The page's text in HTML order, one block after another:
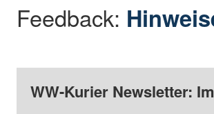
Feedback:
WW-Kurier Newsletter: